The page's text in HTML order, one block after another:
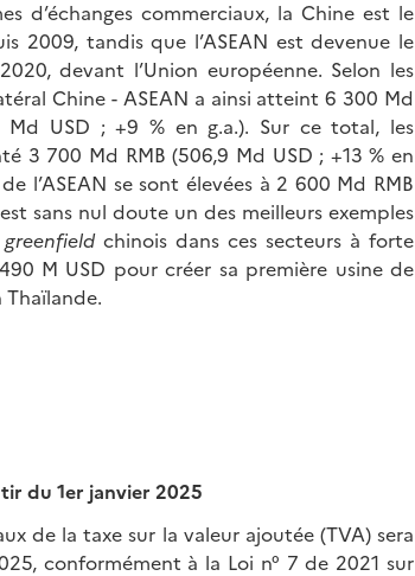
d’échanges commerciaux, la Chine est le
2009, tandis que l’ASEAN est devenue le
devant l’Union européenne. Selon les
Chine - ASEAN a ainsi atteint 6 300 Md
Md USD ; +9 % en g.a.). Sur ce total, les
3 700 Md RMB (506,9 Md USD ; +13 % en
l’ASEAN se sont élevées à 2 600 Md RMB
sans nul doute un des meilleurs exemples
greenfieldchinois dans ces secteurs à forte
M USD pour créer sa première usine de
Thaïlande.
du 1er janvier 2025
de la taxe sur la valeur ajoutée (TVA) sera
conformément à la Loi n° 7 de 2021 sur